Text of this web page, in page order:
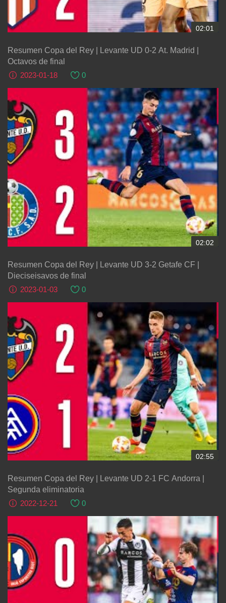
02:01
Resumen Copa del Rey | Levante UD 0-2 At. Madrid |
Octavos de final
2023-01-18
0
02:02
Resumen Copa del Rey | Levante UD 3-2 Getafe CF |
Dieciseisavos de final
2023-01-03
0
02:55
Resumen Copa del Rey | Levante UD 2-1 FC Andorra |
Segunda eliminatoria
2022-12-21
0